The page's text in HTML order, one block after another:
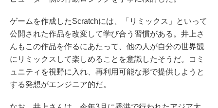
ゲームを作成したScratchには、「リミックス」といって
公開された作品を改変して学び合う習慣がある。井上さ
んもこの作品を作るにあたって、他の人が自分の世界観
にリミックスして楽しめることを意識したそうだ。コミ
ュニティを視野に入れ、再利用可能な形で提供しようと
する発想がエンジニア的だ。